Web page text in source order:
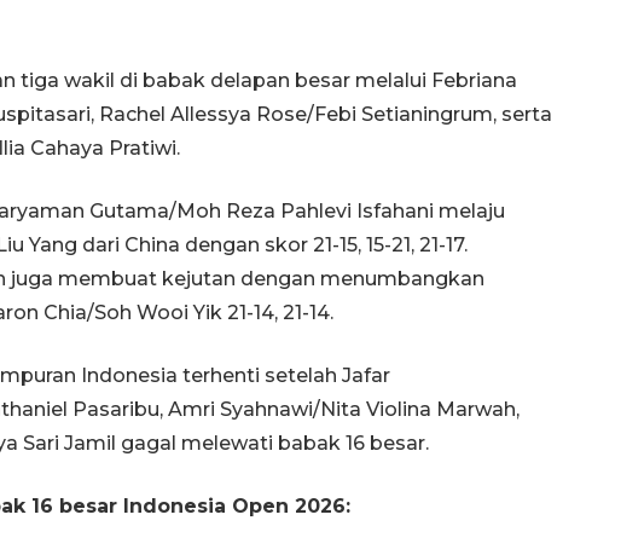
tiga wakil di babak delapan besar melalui Febriana
Rachel Allessya Rose/Febi Setianingrum, serta
Cahaya Pratiwi.
Gutama/Moh Reza Pahlevi Isfahani melaju
dari China dengan skor 21-15, 15-21, 21-17.
juga membuat kejutan dengan menumbangkan
Chia/Soh Wooi Yik 21-14, 21-14.
Indonesia terhenti setelah Jafar
Pasaribu, Amri Syahnawi/Nita Violina Marwah,
Sari Jamil gagal melewati babak 16 besar.
16 besar Indonesia Open 2026:
Memberantas kejahatan